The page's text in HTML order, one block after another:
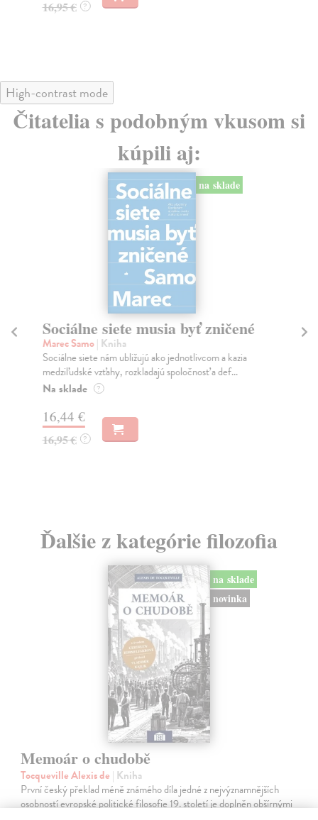
16,95 € ?
High-contrast mode
Čitatelia s podobným vkusom si
kúpili aj:
na sklade
Sociálne siete musia byť zničené
Marec Samo| Kniha
Sociálne siete nám ubližujú ako jednotlivcom a kazia
medziľudské vzťahy, rozkladajú spoločnosť a def...
Na sklade ?
16,44 €
16,95 € ?
Ďalšie z kategórie filozofia
na sklade
novinka
Memoár o chudobě
Tocqueville Alexis de | Kniha
První český překlad méně známého díla jedné z nejvýznamnějších
osobností evropské politické filosofie 19. století je doplněn obšírnými